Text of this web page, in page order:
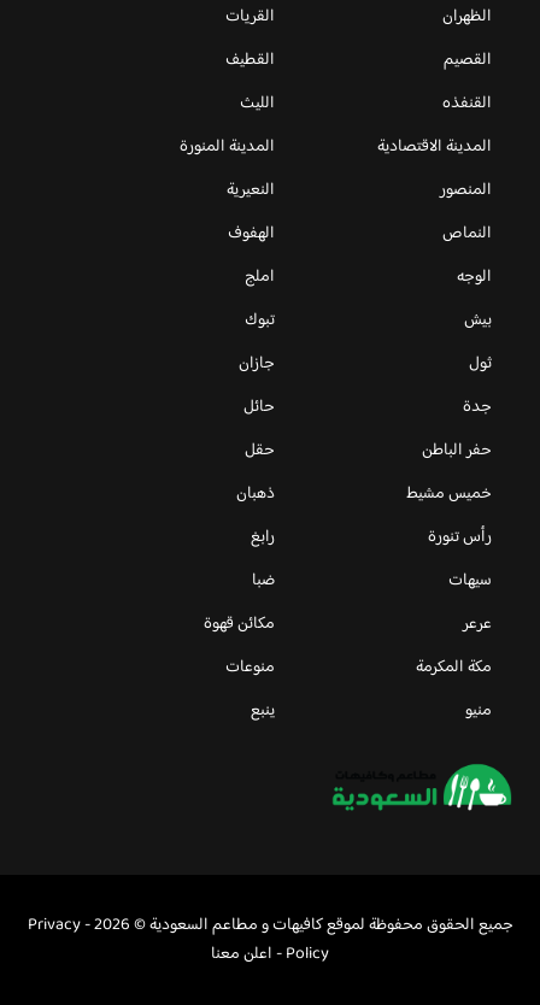
الظهران
القريات
القصيم
القطيف
القنفذه
الليث
المدينة الاقتصادية
المدينة المنورة
المنصور
النعيرية
النماص
الهفوف
الوجه
املج
بيش
تبوك
ثول
جازان
جدة
حائل
حفر الباطن
حقل
خميس مشيط
ذهبان
رأس تنورة
رابغ
سيهات
ضبا
عرعر
مكائن قهوة
مكة المكرمة
منوعات
منيو
ينبع
جميع الحقوق محفوظة لموقع كافيهات و مطاعم السعودية © 2026 -
Privacy
Policy
-اعلن معنا